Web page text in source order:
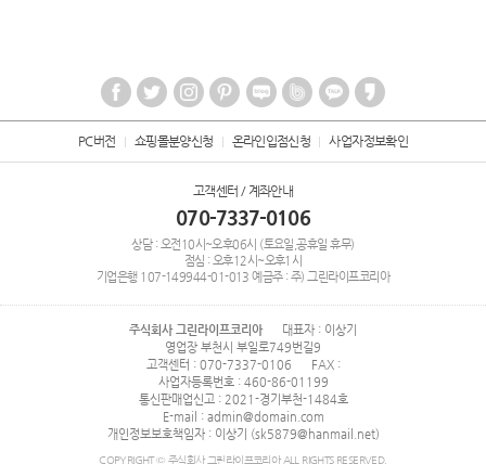
PC버전 쇼핑몰분양신청 온라인입점신청 사업자정보확인
고객센터 / 계좌안내
070-7337-0106
상담 : 오전10시~오후06시 (토요일,공휴일 휴무)
점심 : 오후12시~오후1시
기업은행 107-149944-01-013 예금주 : 주) 그린라이프코리아
주식회사 그린라이프코리아
대표자 : 이상기
영업장 부천시 부일로749번길9
고객센터 : 070-7337-0106
FAX :
사업자등록번호 : 460-86-01199
통신판매업신고 : 2021-경기부천-1484호
E-mail : admin@domain.com
개인정보보호책임자 : 이상기 (sk5879@hanmail.net)
COPYRIGHT © 주식회사 그린라이프코리아 ALL RIGHTS RESERVED.